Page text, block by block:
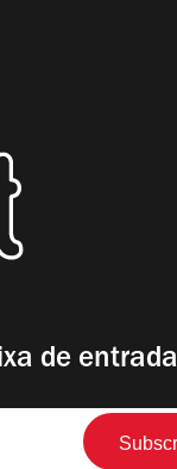
de entrada